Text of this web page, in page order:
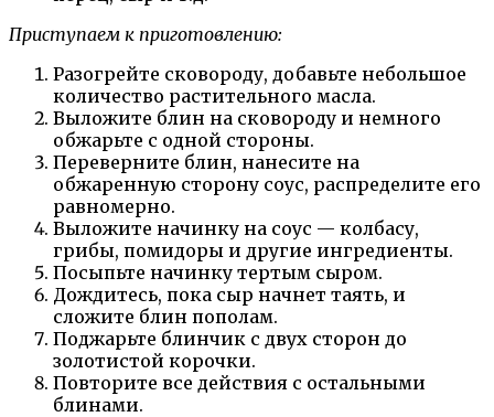
Приступаем к приготовлению:
Разогрейте сковороду, добавьте небольшое
количество растительного масла.
Выложите блин на сковороду и немного
обжарьте с одной стороны.
Переверните блин, нанесите на
обжаренную сторону соус, распределите его
равномерно.
Выложите начинку на соус — колбасу,
грибы, помидоры и другие ингредиенты.
Посыпьте начинку тертым сыром.
Дождитесь, пока сыр начнет таять, и
сложите блин пополам.
Поджарьте блинчик с двух сторон до
золотистой корочки.
Повторите все действия с остальными
блинами.